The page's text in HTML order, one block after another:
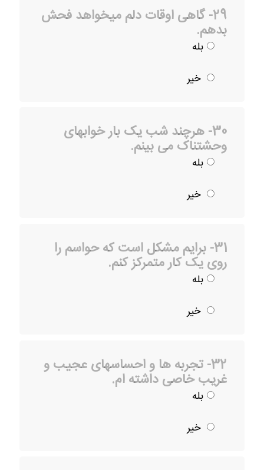
29- گاهی اوقات دلم میخواهد فحش
بدهم.
بله
خیر
30- هرچند شب یک بار خوابهای
وحشتناک می بینم.
بله
خیر
31- برایم مشکل است که حواسم را
روی یک کار متمرکز کنم.
بله
خیر
32- تجربه ها و احساسهای عجیب و
غریب خاصی داشته ام.
بله
خیر